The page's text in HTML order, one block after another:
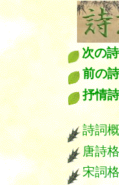
次の
前の
抒情
詩詞
唐詩
宋詞